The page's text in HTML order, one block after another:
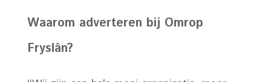
Waarom adverteren bij Omrop
Fryslân?